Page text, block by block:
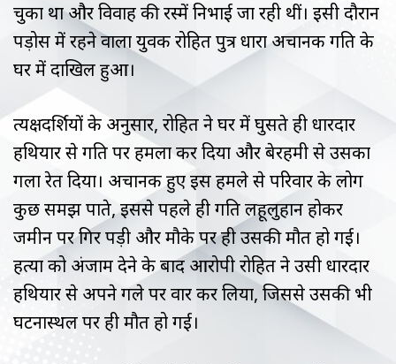
चुका था और विवाह की रस्में निभाई जा रही थीं। इसी दौरान
पड़ोस में रहने वाला युवक रोहित पुत्र धारा अचानक प्रगति के
घर में दाखिल हुआ।
प्रत्यक्षदर्शियों के अनुसार, रोहित ने घर में घुसते ही धारदार
हथियार से प्रगति पर हमला कर दिया और बेरहमी से उसका
गला रेत दिया। अचानक हुए इस हमले से परिवार के लोग
कुछ समझ पाते, इससे पहले ही प्रगति लहूलुहान होकर
जमीन पर गिर पड़ी और मौके पर ही उसकी मौत हो गई।
हत्या को अंजाम देने के बाद आरोपी रोहित ने उसी धारदार
हथियार से अपने गले पर वार कर लिया, जिससे उसकी भी
घटनास्थल पर ही मौत हो गई।